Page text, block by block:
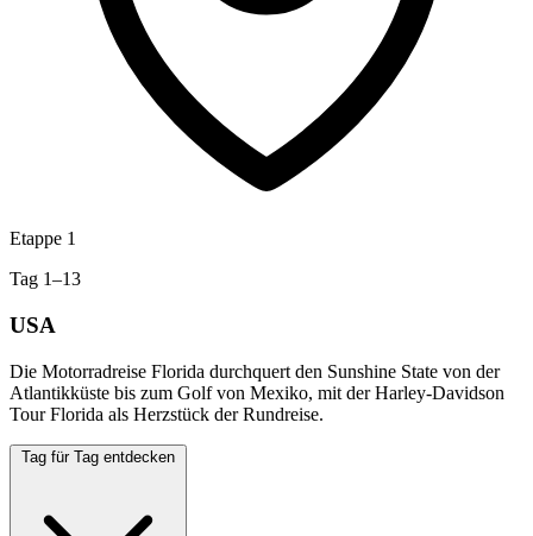
Etappe 1
Tag 1–13
USA
Die Motorradreise Florida durchquert den Sunshine State von der
Atlantikküste bis zum Golf von Mexiko, mit der Harley-Davidson
Tour Florida als Herzstück der Rundreise.
Tag für Tag entdecken